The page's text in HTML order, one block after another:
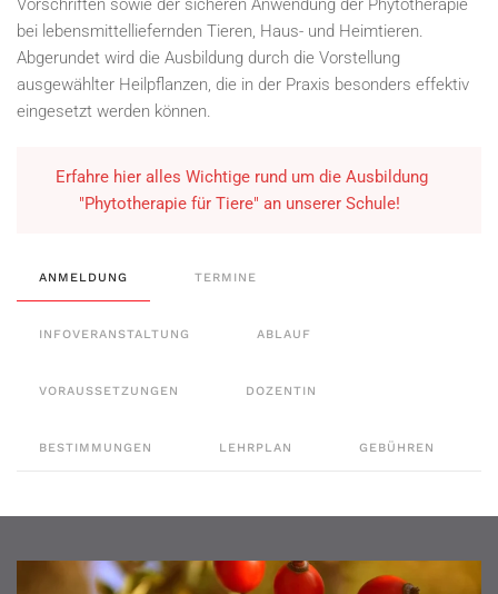
Vorschriften sowie der sicheren Anwendung der Phytotherapie
bei lebensmittelliefernden Tieren, Haus- und Heimtieren.
Abgerundet wird die Ausbildung durch die Vorstellung
ausgewählter Heilpflanzen, die in der Praxis besonders effektiv
eingesetzt werden können.
Erfahre hier alles Wichtige rund um die Ausbildung
"Phytotherapie für Tiere" an unserer Schule!
ANMELDUNG TERMINE
INFOVERANSTALTUNG ABLAUF
VORAUSSETZUNGEN DOZENTIN
BESTIMMUNGEN LEHRPLAN GEBÜHREN